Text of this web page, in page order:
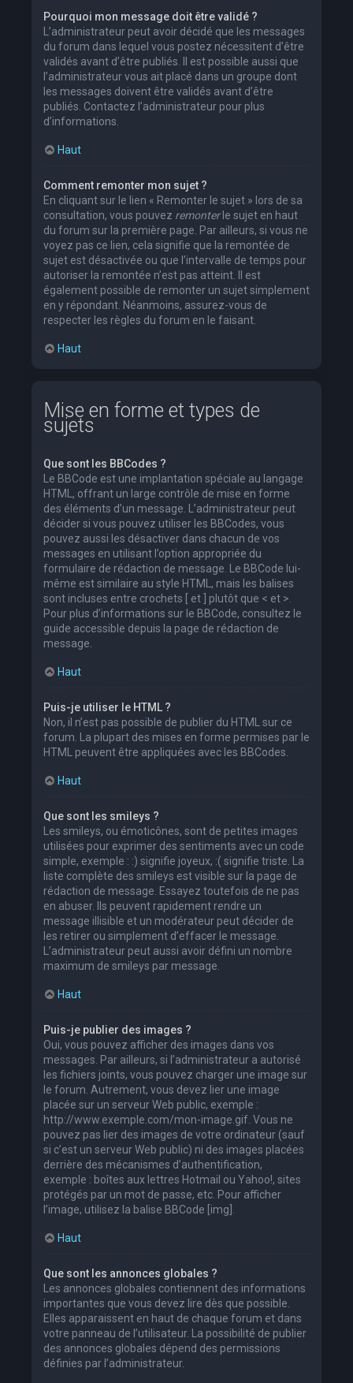
Pourquoi mon message doit être validé ?
L’administrateur peut avoir décidé que les messages
du forum dans lequel vous postez nécessitent d’être
validés avant d’être publiés. Il est possible aussi que
l’administrateur vous ait placé dans un groupe dont
les messages doivent être validés avant d’être
publiés. Contactez l’administrateur pour plus
d’informations.
Haut
Comment remonter mon sujet ?
En cliquant sur le lien « Remonter le sujet » lors de sa
consultation, vous pouvez remonterle sujet en haut
du forum sur la première page. Par ailleurs, si vous ne
voyez pas ce lien, cela signifie que la remontée de
sujet est désactivée ou que l’intervalle de temps pour
autoriser la remontée n’est pas atteint. Il est
également possible de remonter un sujet simplement
en y répondant. Néanmoins, assurez-vous de
respecter les règles du forum en le faisant.
Haut
Mise en forme et types de
sujets
Que sont les BBCodes ?
Le BBCode est une implantation spéciale au langage
HTML, offrant un large contrôle de mise en forme
des éléments d’un message. L’administrateur peut
décider si vous pouvez utiliser les BBCodes, vous
pouvez aussi les désactiver dans chacun de vos
messages en utilisant l’option appropriée du
formulaire de rédaction de message. Le BBCode lui-
même est similaire au style HTML, mais les balises
sont incluses entre crochets [ et ] plutôt que < et >.
Pour plus d’informations sur le BBCode, consultez le
guide accessible depuis la page de rédaction de
message.
Haut
Puis-je utiliser le HTML ?
Non, il n’est pas possible de publier du HTML sur ce
forum. La plupart des mises en forme permises par le
HTML peuvent être appliquées avec les BBCodes.
Haut
Que sont les smileys ?
Les smileys, ou émoticônes, sont de petites images
utilisées pour exprimer des sentiments avec un code
simple, exemple : :) signifie joyeux, :( signifie triste. La
liste complète des smileys est visible sur la page de
rédaction de message. Essayez toutefois de ne pas
en abuser. Ils peuvent rapidement rendre un
message illisible et un modérateur peut décider de
les retirer ou simplement d’effacer le message.
L’administrateur peut aussi avoir défini un nombre
maximum de smileys par message.
Haut
Puis-je publier des images ?
Oui, vous pouvez afficher des images dans vos
messages. Par ailleurs, si l’administrateur a autorisé
les fichiers joints, vous pouvez charger une image sur
le forum. Autrement, vous devez lier une image
placée sur un serveur Web public, exemple :
http://www.exemple.com/mon-image.gif. Vous ne
pouvez pas lier des images de votre ordinateur (sauf
si c’est un serveur Web public) ni des images placées
derrière des mécanismes d’authentification,
exemple : boîtes aux lettres Hotmail ou Yahoo!, sites
protégés par un mot de passe, etc. Pour afficher
l’image, utilisez la balise BBCode [img].
Haut
Que sont les annonces globales ?
Les annonces globales contiennent des informations
importantes que vous devez lire dès que possible.
Elles apparaissent en haut de chaque forum et dans
votre panneau de l’utilisateur. La possibilité de publier
des annonces globales dépend des permissions
définies par l’administrateur.